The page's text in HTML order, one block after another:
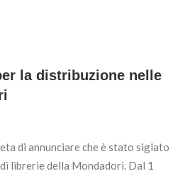
la distribuzione nelle
di annunciare che è stato siglato
librerie della Mondadori. Dal 1